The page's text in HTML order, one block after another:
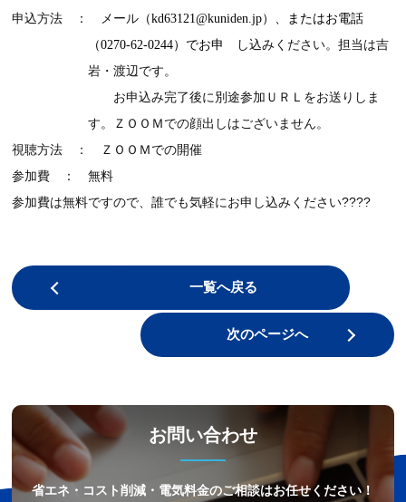
申込方法 ： メール （kd63121@kuniden.jp）、またはお電話
（0270-62-0244） でお申
し込みください。担当は吉
岩・渡辺です。
お申込み完了後に別途参加ＵＲＬをお送りしま
す。ＺＯＯＭでの顔出しはございません。
視聴方法 ： ＺＯＯＭでの開催
参加費 ： 無料
参加費は無料ですので、誰でも気軽にお申し込みください????
一覧へ戻る
次のページへ
お問い合わせ
省エネ・コスト削減・電気料金のご相談はお任せください！